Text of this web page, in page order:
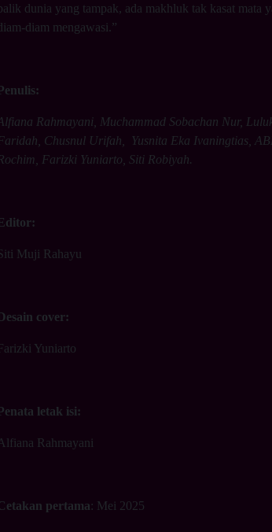
dunia yang tampak, ada makhluk tak kasat mata
diam mengawasi.”
Rahmayani, Muchammad Sobachan Nur,
Chusnul Urifah, Yusnita Eka Ivaningtias,
Farizki Yuniarto, Siti Robiyah.
Muji Rahayu
cover:
Yuniarto
letak isi:
Rahmayani
pertama: Mei 2025